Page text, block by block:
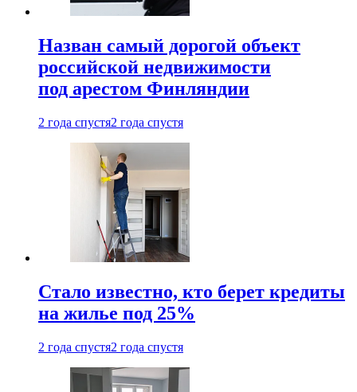
Назван самый дорогой объект
российской недвижимости
под арестом Финляндии
2 года спустя2 года спустя
Стало известно, кто берет кредиты
на жилье под 25%
2 года спустя2 года спустя